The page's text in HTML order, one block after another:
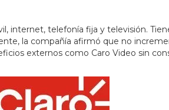
internet, telefonía fija y televisión.
la compañía afirmó que no
externos como Caro Video sin